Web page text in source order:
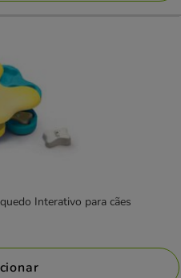
Interativo para cães